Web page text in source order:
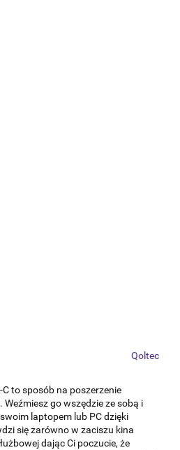
Qoltec
to sposób na poszerzenie
go wszędzie ze sobą i
laptopem lub PC dzięki
się zarówno w zaciszu kina
dając Ci poczucie, że